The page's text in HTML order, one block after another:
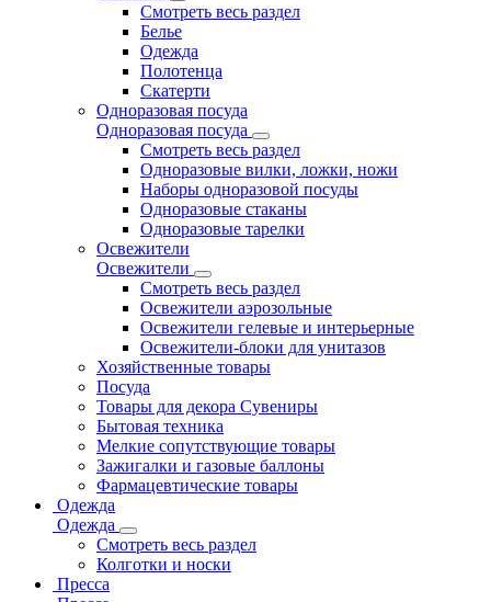
Смотреть весь раздел
Белье
Одежда
Полотенца
Скатерти
Одноразовая посуда
Одноразовая посуда
Смотреть весь раздел
Одноразовые вилки, ложки, ножи
Наборы одноразовой посуды
Одноразовые стаканы
Одноразовые тарелки
Освежители
Освежители
Смотреть весь раздел
Освежители аэрозольные
Освежители гелевые и интерьерные
Освежители-блоки для унитазов
Хозяйственные товары
Посуда
Товары для декора Сувениры
Бытовая техника
Мелкие сопутствующие товары
Зажигалки и газовые баллоны
Фармацевтические товары
Одежда
Одежда
Смотреть весь раздел
Колготки и носки
Пресса